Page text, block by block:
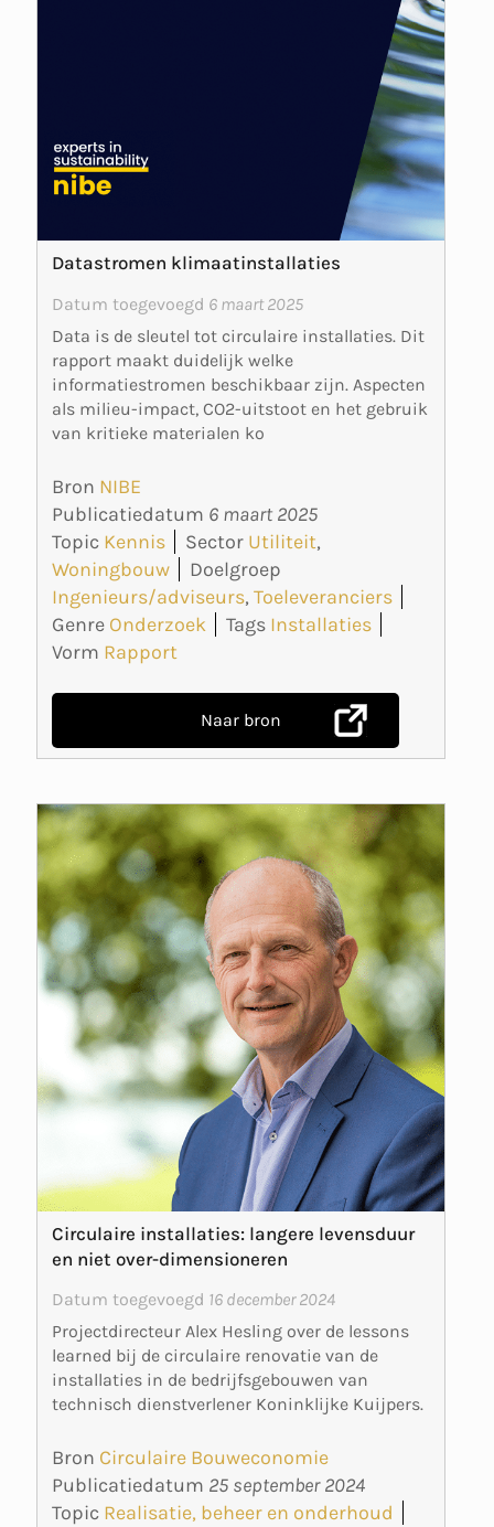
Datastromen klimaatinstallaties
Datum toegevoegd 6 maart 2025
Data is de sleutel tot circulaire installaties. Dit
rapport maakt duidelijk welke
informatiestromen beschikbaar zijn. Aspecten
als milieu-impact, CO2-uitstoot en het gebruik
van kritieke materialen ko
Bron NIBE
Publicatiedatum 6 maart 2025
Topic Kennis Sector Utiliteit,
Woningbouw
Doelgroep
Ingenieurs/adviseurs, Toeleveranciers
Genre Onderzoek Tags Installaties
Vorm Rapport
Naar bron
Circulaire installaties: langere levensduur
en niet over-dimensioneren
Datum toegevoegd 16 december 2024
Projectdirecteur Alex Hesling over de lessons
learned bij de circulaire renovatie van de
installaties in de bedrijfsgebouwen van
technisch dienstverlener Koninklijke Kuijpers.
Bron Circulaire Bouweconomie
Publicatiedatum 25 september 2024
Topic Realisatie, beheer en onderhoud